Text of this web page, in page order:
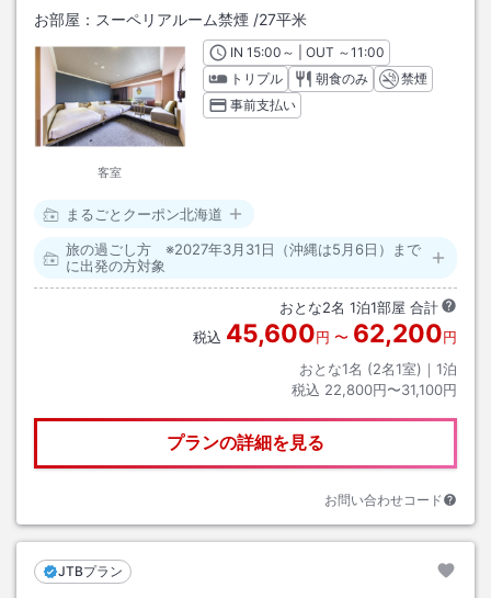
お部屋： スーペリアルーム禁煙 /27平米
客室
INチェックイン
15:00 ～ | OUT チェックアウト
～11:00
トリプル
朝食のみ
禁煙
事前支払い
まるごとクーポン北海道
旅の過ごし方 ※2027年3月31日（沖縄は5月6日）まで
に出発の方対象
おとな2名 1泊1部屋 合計
税込 45,600円 〜 62,200円
おとな1名 (2名1室)｜ 1泊
税込 22,800円〜31,100円
プランの詳細を見る
お問い合わせコード
JTBプラン